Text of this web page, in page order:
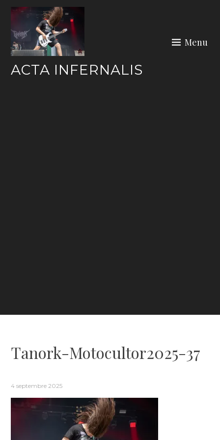
content
ACTA INFERNALIS
Menu
Tanork-Motocultor2025-37
4 septembre 2025